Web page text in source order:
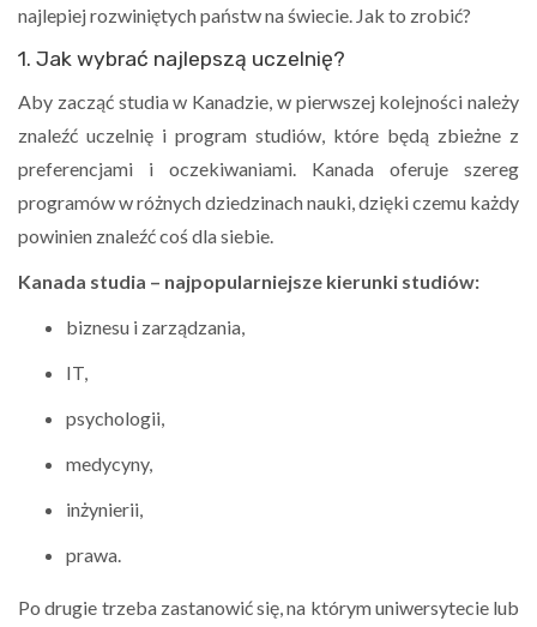
najlepiej rozwiniętych państw na świecie. Jak to zrobić?
1. Jak wybrać najlepszą uczelnię?
Aby zacząć studia w Kanadzie, w pierwszej kolejności należy
znaleźć uczelnię i program studiów, które będą zbieżne z
preferencjami i oczekiwaniami. Kanada oferuje szereg
programów w różnych dziedzinach nauki, dzięki czemu każdy
powinien znaleźć coś dla siebie.
Kanada studia – najpopularniejsze kierunki studiów:
biznesu i zarządzania,
IT,
psychologii,
medycyny,
inżynierii,
prawa.
Po drugie trzeba zastanowić się, na którym uniwersytecie lub